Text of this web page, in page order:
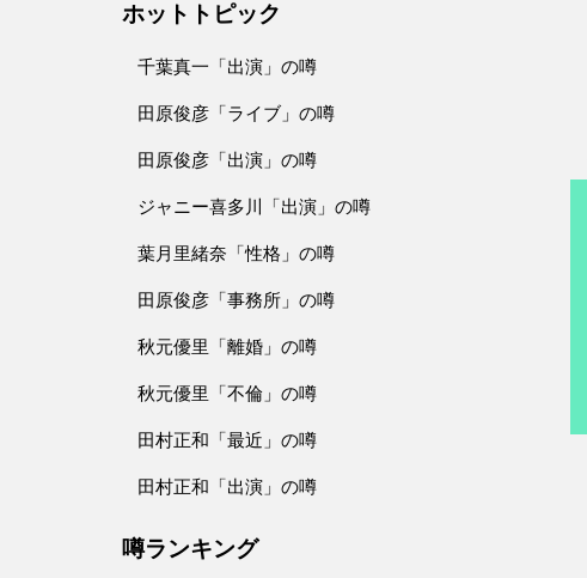
ホットトピック
千葉真一「出演」の噂
田原俊彦「ライブ」の噂
田原俊彦「出演」の噂
ジャニー喜多川「出演」の噂
葉月里緒奈「性格」の噂
田原俊彦「事務所」の噂
秋元優里「離婚」の噂
秋元優里「不倫」の噂
田村正和「最近」の噂
田村正和「出演」の噂
噂ランキング